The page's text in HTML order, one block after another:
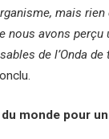
mais rien
nous avons perçu
de l’Onda de
monde pour